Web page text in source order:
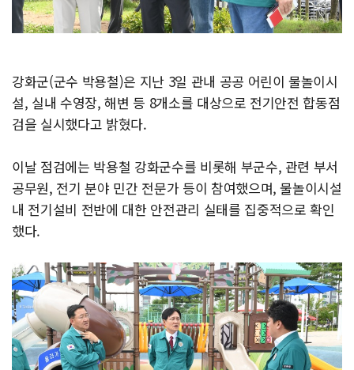
강화군(군수 박용철)은 지난 3일 관내 공공 어린이 물놀이시
설, 실내 수영장, 해변 등 8개소를 대상으로 전기안전 합동점
검을 실시했다고 밝혔다.
이날 점검에는 박용철 강화군수를 비롯해 부군수, 관련 부서
공무원, 전기 분야 민간 전문가 등이 참여했으며, 물놀이시설
내 전기설비 전반에 대한 안전관리 실태를 집중적으로 확인
했다.